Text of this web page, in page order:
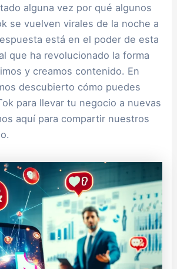
alguna vez por qué algunos
se vuelven virales de la noche a
está en el poder de esta
que ha revolucionado la forma
y creamos contenido. En
descubierto cómo puedes
para llevar tu negocio a nuevas
aquí para compartir nuestros